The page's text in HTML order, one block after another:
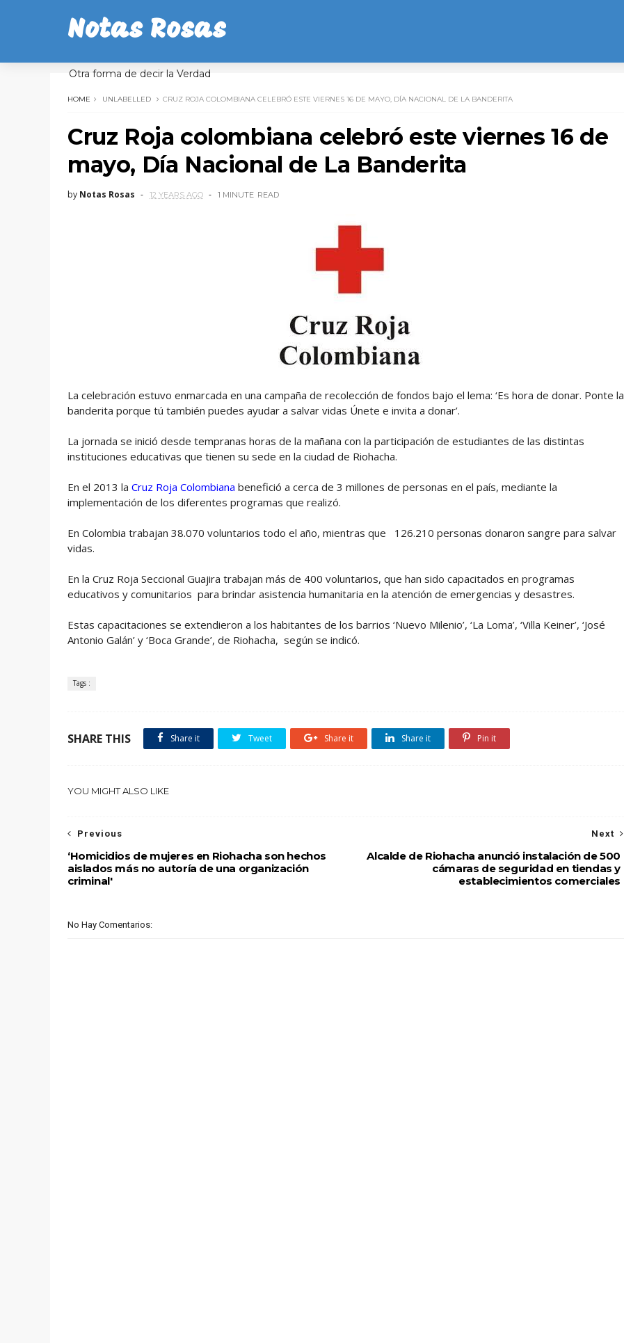
Notas Rosas
Otra forma de decir la Verdad
HOME UNLABELLED CRUZ ROJA COLOMBIANA CELEBRÓ ESTE VIERNES 16 DE MAYO, DÍA NACIONAL DE LA BANDERITA
Cruz Roja colombiana celebró este viernes 16 de
mayo, Día Nacional de La Banderita
by Notas Rosas 12 YEARS AGO 1 MINUTE READ
La celebración estuvo enmarcada en una campaña de recolección de fondos bajo el lema: ‘Es hora de donar. Ponte la
banderita porque tú también puedes ayudar a salvar vidas Únete e invita a donar’.
La jornada se inició desde tempranas horas de la mañana con la participación de estudiantes de las distintas
instituciones educativas que tienen su sede en la ciudad de Riohacha.
En el 2013 la Cruz Roja Colombiana benefició a cerca de 3 millones de personas en el país, mediante la
implementación de los diferentes programas que realizó.
En Colombia trabajan 38.070 voluntarios todo el año, mientras que 126.210 personas donaron sangre para salvar
vidas.
En la Cruz Roja Seccional Guajira trabajan más de 400 voluntarios, que han sido capacitados en programas
educativos y comunitarios para brindar asistencia humanitaria en la atención de emergencias y desastres.
Estas capacitaciones se extendieron a los habitantes de los barrios ‘Nuevo Milenio’, ‘La Loma’, ‘Villa Keiner’, ‘José
Antonio Galán’ y ‘Boca Grande’, de Riohacha, según se indicó.
Tags :
SHARE THIS Share it Tweet Share it Share it Pin it
YOU MIGHT ALSO LIKE
Next
Alcalde de Riohacha anunció instalación de 500
cámaras de seguridad en tiendas y
establecimientos comerciales
Previous
‘Homicidios de mujeres en Riohacha son hechos
aislados más no autoría de una organización
criminal'
No Hay Comentarios: